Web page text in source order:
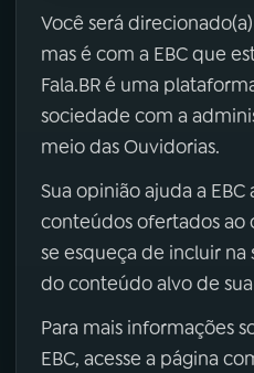
Você será
mas é com a EBC que
Fala.BR é uma
sociedade com a
meio das Ouvidorias.
Sua opinião ajuda a
conteúdos ofertados ao
se esqueça de incluir na
do conteúdo alvo de
Para mais informações
EBC, acesse a página